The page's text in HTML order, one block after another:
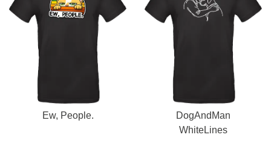
Ew, People.
DogAndMan
WhiteLines